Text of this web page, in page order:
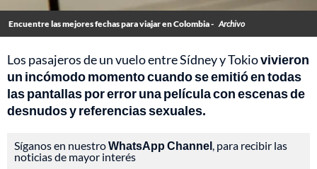
Encuentre las mejores fechas para viajar en Colombia - Archivo
Los pasajeros de un vuelo entre Sídney y Tokiovivieron
un incómodo momento cuando se emitió en todas
las pantallas por error una película con escenas de
desnudos y referencias sexuales.
Síganos en nuestroWhatsApp Channel, para recibir las
noticias de mayor interés